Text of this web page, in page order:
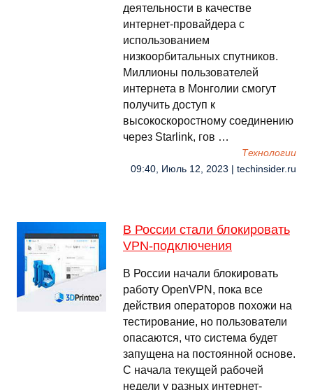
деятельности в качестве
интернет-провайдера с
использованием
низкоорбитальных спутников.
Миллионы пользователей
интернета в Монголии смогут
получить доступ к
высокоскоростному соединению
через Starlink, гов …
Технологии
09:40, Июль 12, 2023 | techinsider.ru
В России стали блокировать
VPN-подключения
В России начали блокировать
работу OpenVPN, пока все
действия операторов похожи на
тестирование, но пользователи
опасаются, что система будет
запущена на постоянной основе.
С начала текущей рабочей
недели у разных интернет-